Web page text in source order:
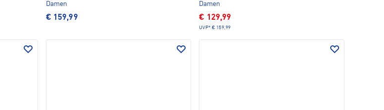
Damen
€ 159,99
Damen
€ 129,99
UVP* € 159,99